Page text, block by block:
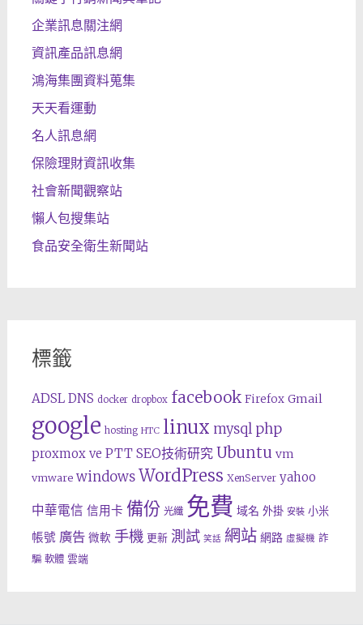
企業訊息關注網
資訊產品訊息網
鴻海集團資料蒐集
天天看運動
名人訊息網
保險理財資訊收集
社會新聞觀察站
懶人包搜集站
食品安全衛生新聞站
標籤
ADSL DNS docker dropbox facebook Firefox Gmail
google hosting HTC linux mysql php
proxmox ve PTT SEO技術研究 Ubuntu vm
vmware windows WordPress XenServer yahoo
中華電信 信用卡 備份 光纖 免費 域名 外掛 安裝 小米
帳號 廣告 微軟 手機 更新 測試 笑話 網站 網路 虛擬機 詐
騙 軟體 雲端